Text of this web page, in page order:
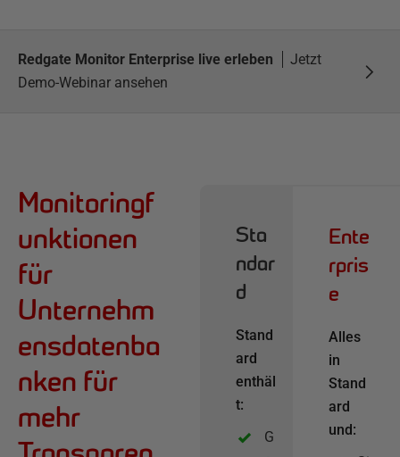
Redgate Monitor Enterprise live erleben
Jetzt
Demo-Webinar ansehen
Monitoringf
unktionen
für
Unternehm
ensdatenba
nken für
mehr
Sta
ndar
d
Stand
ard
enthäl
t:
G
Ente
rpris
e
Alles
in
Stand
ard
und: